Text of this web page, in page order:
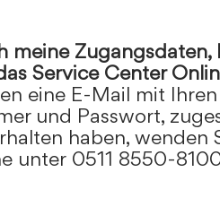
meine
Service Center
eine E-Mail mit
und Passwort,
haben, wenden
unter 0511 8550-